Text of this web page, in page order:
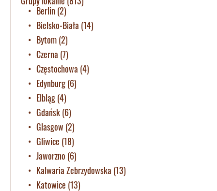
Berlin (2)
Bielsko-Biała (14)
Bytom(2)
Czerna (7)
Częstochowa (4)
Edynburg(6)
Elbląg(4)
Gdańsk(6)
Glasgow (2)
Gliwice (18)
Jaworzno (6)
Kalwaria Zebrzydowska (13)
Katowice (13)